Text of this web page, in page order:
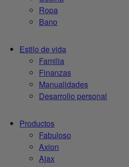
Ropa
Bano
Estilo de vida
Familia
Finanzas
Manualidades
Desarrollo personal
Productos
Fabuloso
Axion
Ajax